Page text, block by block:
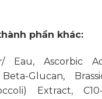
phần khác:
Eau, Ascorbic
Glucan,
Extract,